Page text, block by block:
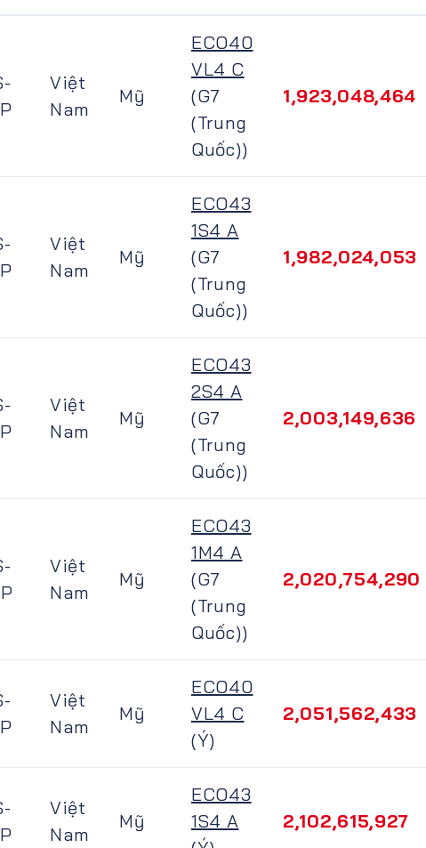
Việt
Nam
Mỹ
ECO40
VL4 C
(G7
(Trung
Quốc))
1,923,048,464
Việt
Nam
Mỹ
ECO43
1S4 A
(G7
(Trung
Quốc))
1,982,024,053
Việt
Nam
Mỹ
ECO43
2S4 A
(G7
(Trung
Quốc))
2,003,149,636
Việt
Nam
Mỹ
ECO43
1M4 A
(G7
(Trung
Quốc))
2,020,754,290
Việt
Nam
Mỹ
ECO40
VL4 C
(Ý)
2,051,562,433
Việt
Nam
Mỹ
ECO43
1S4 A
2,102,615,927